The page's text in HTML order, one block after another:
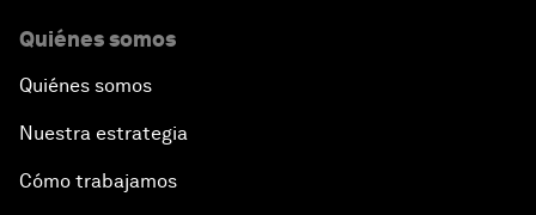
Quiénes somos
Quiénes somos
Nuestra estrategia
Cómo trabajamos